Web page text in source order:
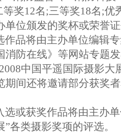
奖12名;三等奖18名;优
单位颁发的奖杯或荣誉
品将由主办单位编辑
消防在线》等网站专题
中国平遥国际摄影大
期间还将邀请部分获奖
或获奖作品将由主办
各类摄影奖项的评选。